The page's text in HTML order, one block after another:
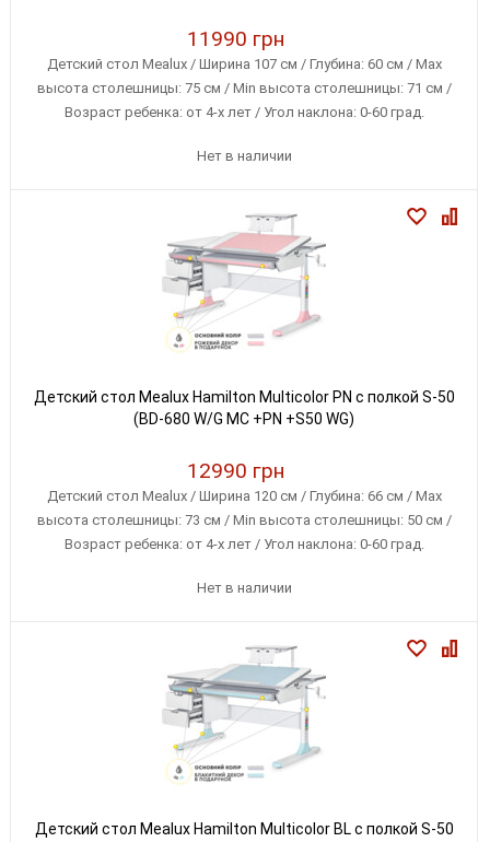
11990 грн
Детский стол Mealux / Ширина 107 см / Глубина: 60 см / Max
высота столешницы: 75 см / Min высота столешницы: 71 см /
Возраст ребенка: от 4-х лет / Угол наклона: 0-60 град.
Нет в наличии
Детский стол Mealux Hamilton Multicolor PN с полкой S-50
(BD-680 W/G MC +PN +S50 WG)
12990 грн
Детский стол Mealux / Ширина 120 см / Глубина: 66 см / Max
высота столешницы: 73 см / Min высота столешницы: 50 см /
Возраст ребенка: от 4-х лет / Угол наклона: 0-60 град.
Нет в наличии
Детский стол Mealux Hamilton Multicolor BL с полкой S-50